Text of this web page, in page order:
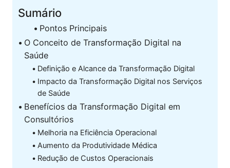
Sumário
Pontos Principais
O Conceito de Transformação Digital na
Saúde
Definição e Alcance da Transformação Digital
Impacto da Transformação Digital nos Serviços
de Saúde
Benefícios da Transformação Digital em
Consultórios
Melhoria na Eficiência Operacional
Aumento da Produtividade Médica
Redução de Custos Operacionais